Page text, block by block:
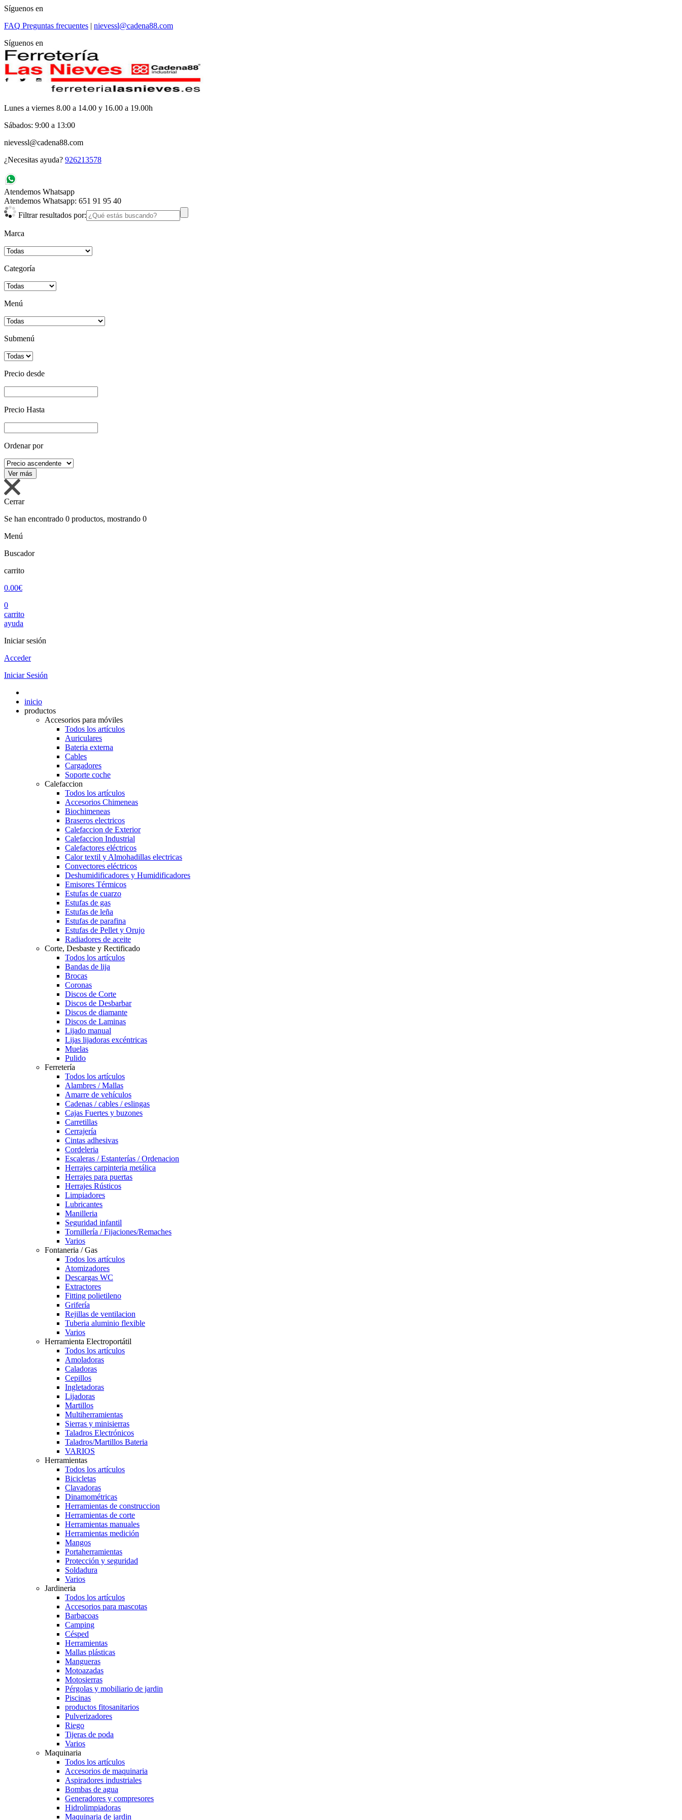
Síguenos en
FAQ Preguntas frecuentes | nievessl@cadena88.com
Síguenos en
Lunes a viernes 8.00 a 14.00 y 16.00 a 19.00h
Sábados: 9:00 a 13:00
nievessl@cadena88.com
¿Necesitas ayuda? 926213578
Atendemos Whatsapp
Atendemos Whatsapp: 651 91 95 40
Filtrar resultados por:
Marca
Categoría
Menú
Submenú
Precio desde
Precio Hasta
Ordenar por
Cerrar
Se han encontrado 0 productos, mostrando 0
Menú
Buscador
carrito
0.00€
0
carrito
ayuda
Iniciar sesión
Acceder
Iniciar Sesión
inicio
productos
Accesorios para móviles
Todos los artículos
Auriculares
Bateria externa
Cables
Cargadores
Soporte coche
Calefaccion
Todos los artículos
Accesorios Chimeneas
Biochimeneas
Braseros electricos
Calefaccion de Exterior
Calefaccion Industrial
Calefactores eléctricos
Calor textil y Almohadillas electricas
Convectores eléctricos
Deshumidificadores y Humidificadores
Emisores Térmicos
Estufas de cuarzo
Estufas de gas
Estufas de leña
Estufas de parafina
Estufas de Pellet y Orujo
Radiadores de aceite
Corte, Desbaste y Rectificado
Todos los artículos
Bandas de lija
Brocas
Coronas
Discos de Corte
Discos de Desbarbar
Discos de diamante
Discos de Laminas
Lijado manual
Lijas lijadoras excéntricas
Muelas
Pulido
Ferretería
Todos los artículos
Alambres / Mallas
Amarre de vehículos
Cadenas / cables / eslingas
Cajas Fuertes y buzones
Carretillas
Cerrajería
Cintas adhesivas
Cordeleria
Escaleras / Estanterías / Ordenacion
Herrajes carpinteria metálica
Herrajes para puertas
Herrajes Rústicos
Limpiadores
Lubricantes
Manilleria
Seguridad infantil
Tornillería / Fijaciones/Remaches
Varios
Fontaneria / Gas
Todos los artículos
Atomizadores
Descargas WC
Extractores
Fitting polietileno
Grifería
Rejillas de ventilacion
Tuberia aluminio flexible
Varios
Herramienta Electroportátil
Todos los artículos
Amoladoras
Caladoras
Cepillos
Ingletadoras
Lijadoras
Martillos
Multiherramientas
Sierras y minisierras
Taladros Electrónicos
Taladros/Martillos Bateria
VARIOS
Herramientas
Todos los artículos
Bicicletas
Clavadoras
Dinamométricas
Herramientas de construccion
Herramientas de corte
Herramientas manuales
Herramientas medición
Mangos
Portaherramientas
Protección y seguridad
Soldadura
Varios
Jardineria
Todos los artículos
Accesorios para mascotas
Barbacoas
Camping
Césped
Herramientas
Mallas plásticas
Mangueras
Motoazadas
Motosierras
Pérgolas y mobiliario de jardin
Piscinas
productos fitosanitarios
Pulverizadores
Riego
Tijeras de poda
Varios
Maquinaria
Todos los artículos
Accesorios de maquinaria
Aspiradores industriales
Bombas de agua
Generadores y compresores
Hidrolimpiadoras
Maquinaria de jardin